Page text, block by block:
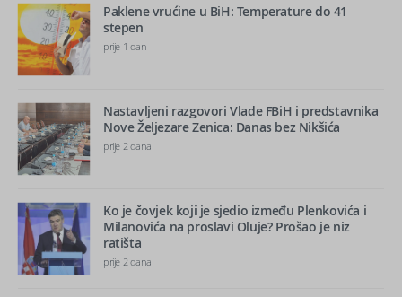
Paklene vrućine u BiH: Temperature do 41
stepen
prije 1 dan
Nastavljeni razgovori Vlade FBiH i predstavnika
Nove Željezare Zenica: Danas bez Nikšića
prije 2 dana
Ko je čovjek koji je sjedio između Plenkovića i
Milanovića na proslavi Oluje? Prošao je niz
ratišta
prije 2 dana